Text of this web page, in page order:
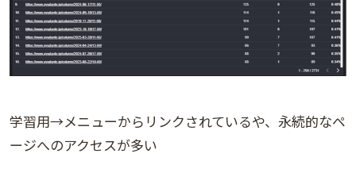
学習用→メニューからリンクされているや、永続的なペ
ージへのアクセスが多い